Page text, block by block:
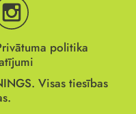
politika
Visas tiesības